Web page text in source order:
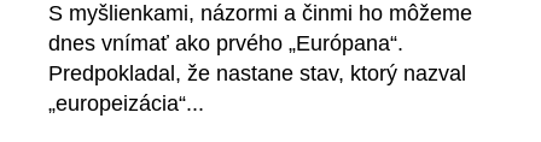
S myšlienkami, názormi a činmi ho môžeme
dnes vnímať ako prvého „Európana“.
Predpokladal, že nastane stav, ktorý nazval
„europeizácia“...